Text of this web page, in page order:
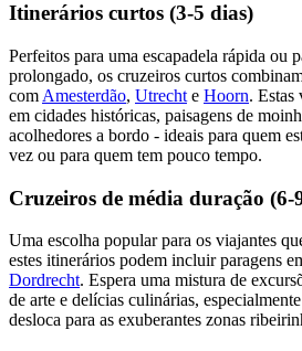
Itinerários curtos (3-5 dias)
Perfeitos para uma escapadela rápida ou
prolongado, os cruzeiros curtos
com Amesterdão, Utrecht e Hoorn. Estas
em cidades históricas, paisagens de
acolhedores a bordo - ideais para quem
vez ou para quem tem pouco tempo.
Cruzeiros de média duração (6-
Uma escolha popular para os viajantes
estes itinerários podem incluir paragens
Dordrecht. Espera uma mistura de
de arte e delícias culinárias,
desloca para as exuberantes zonas